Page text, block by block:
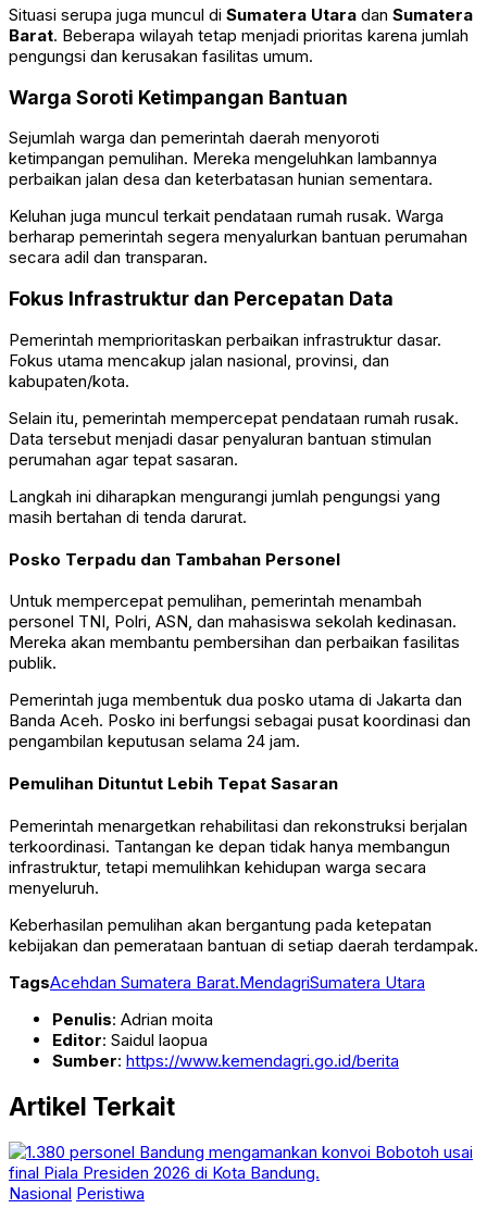
Situasi serupa juga muncul di Sumatera Utara dan Sumatera
Barat. Beberapa wilayah tetap menjadi prioritas karena jumlah
pengungsi dan kerusakan fasilitas umum.
Warga Soroti Ketimpangan Bantuan
Sejumlah warga dan pemerintah daerah menyoroti
ketimpangan pemulihan. Mereka mengeluhkan lambannya
perbaikan jalan desa dan keterbatasan hunian sementara.
Keluhan juga muncul terkait pendataan rumah rusak. Warga
berharap pemerintah segera menyalurkan bantuan perumahan
secara adil dan transparan.
Fokus Infrastruktur dan Percepatan Data
Pemerintah memprioritaskan perbaikan infrastruktur dasar.
Fokus utama mencakup jalan nasional, provinsi, dan
kabupaten/kota.
Selain itu, pemerintah mempercepat pendataan rumah rusak.
Data tersebut menjadi dasar penyaluran bantuan stimulan
perumahan agar tepat sasaran.
Langkah ini diharapkan mengurangi jumlah pengungsi yang
masih bertahan di tenda darurat.
Posko Terpadu dan Tambahan Personel
Untuk mempercepat pemulihan, pemerintah menambah
personel TNI, Polri, ASN, dan mahasiswa sekolah kedinasan.
Mereka akan membantu pembersihan dan perbaikan fasilitas
publik.
Pemerintah juga membentuk dua posko utama di Jakarta dan
Banda Aceh. Posko ini berfungsi sebagai pusat koordinasi dan
pengambilan keputusan selama 24 jam.
Pemulihan Dituntut Lebih Tepat Sasaran
Pemerintah menargetkan rehabilitasi dan rekonstruksi berjalan
terkoordinasi. Tantangan ke depan tidak hanya membangun
infrastruktur, tetapi memulihkan kehidupan warga secara
menyeluruh.
Keberhasilan pemulihan akan bergantung pada ketepatan
kebijakan dan pemerataan bantuan di setiap daerah terdampak.
TagsAcehdan Sumatera Barat.MendagriSumatera Utara
Penulis: Adrian moita
Editor: Saidul laopua
Sumber: https://www.kemendagri.go.id/berita
Artikel Terkait
Nasional Peristiwa